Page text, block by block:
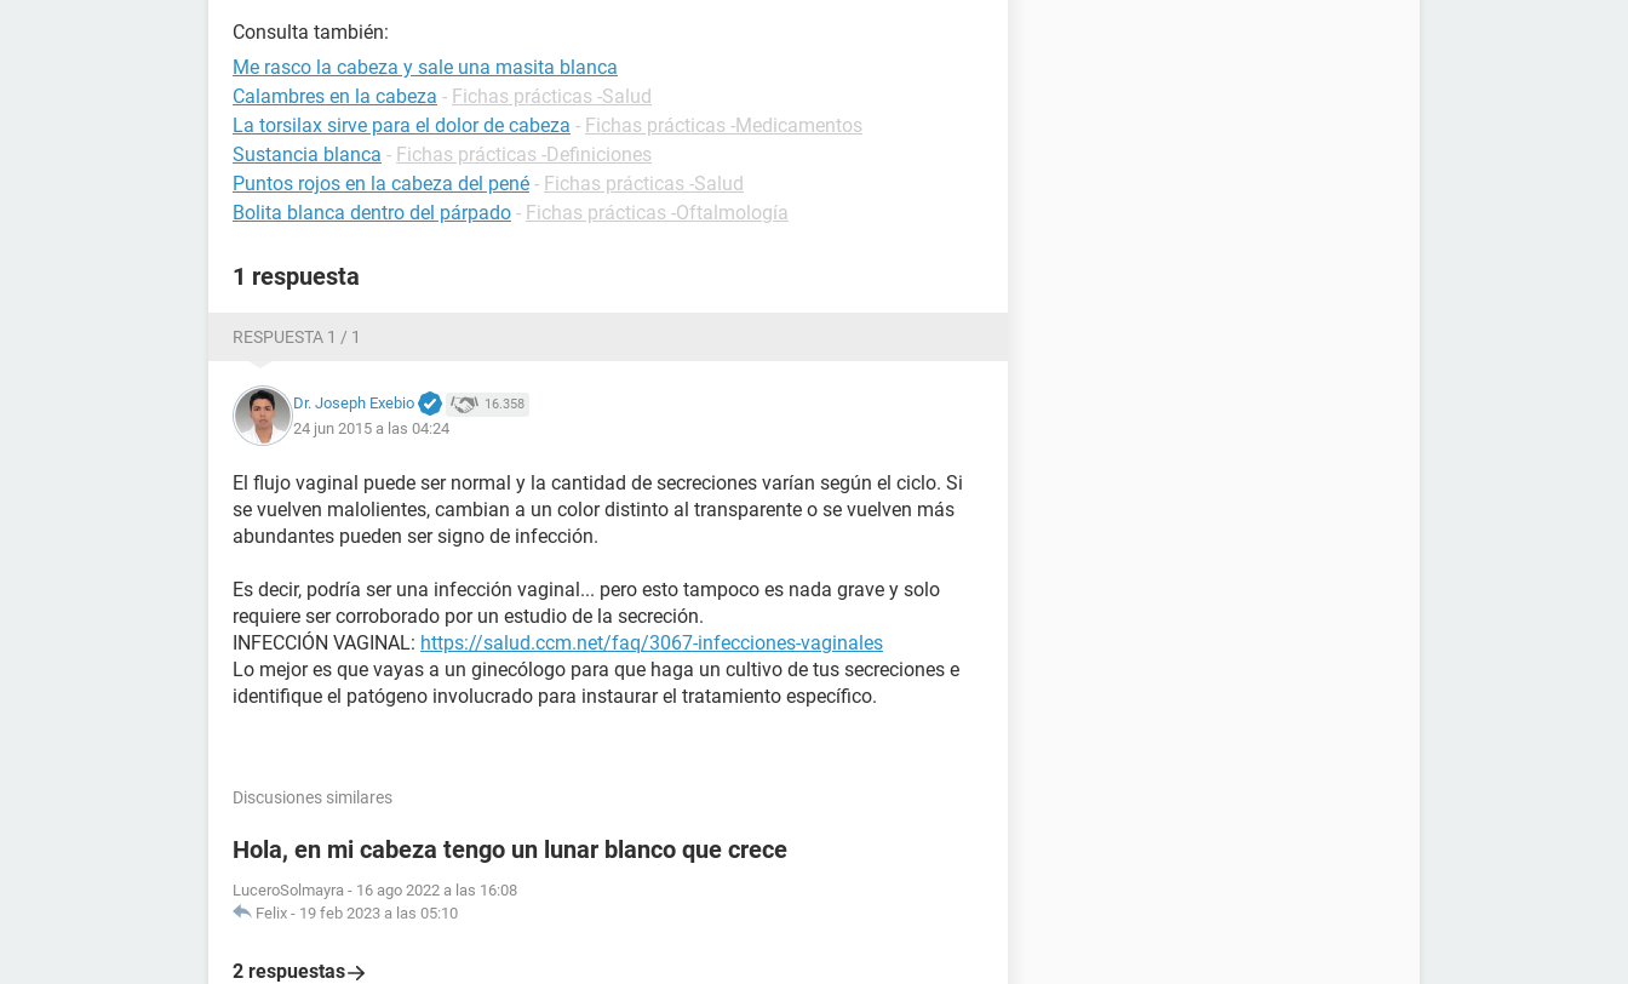
Consulta también:
Me rasco la cabeza y sale una masita blanca
Calambres en la cabeza - Fichas prácticas -Salud
La torsilax sirve para el dolor de cabeza - Fichas prácticas -Medicamentos
Sustancia blanca - Fichas prácticas -Definiciones
Puntos rojos en la cabeza del pené - Fichas prácticas -Salud
Bolita blanca dentro del párpado - Fichas prácticas -Oftalmología
1 respuesta
RESPUESTA 1 / 1
Dr. Joseph Exebio 16.358
24 jun 2015 a las 04:24
El flujo vaginal puede ser normal y la cantidad de secreciones varían según el ciclo. Si
se vuelven malolientes, cambian a un color distinto al transparente o se vuelven más
abundantes pueden ser signo de infección.
Es decir, podría ser una infección vaginal... pero esto tampoco es nada grave y solo
requiere ser corroborado por un estudio de la secreción.
INFECCIÓN VAGINAL: https://salud.ccm.net/faq/3067-infecciones-vaginales
Lo mejor es que vayas a un ginecólogo para que haga un cultivo de tus secreciones e
identifique el patógeno involucrado para instaurar el tratamiento específico.
Discusiones similares
Hola, en mi cabeza tengo un lunar blanco que crece
LuceroSolmayra - 16 ago 2022 a las 16:08
Felix - 19 feb 2023 a las 05:10
2 respuestas